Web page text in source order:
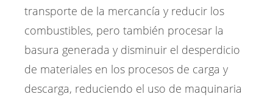
transporte de la mercancía y reducir los
combustibles, pero también procesar la
basura generada y disminuir el desperdicio
de materiales en los procesos de carga y
descarga, reduciendo el uso de maquinaria